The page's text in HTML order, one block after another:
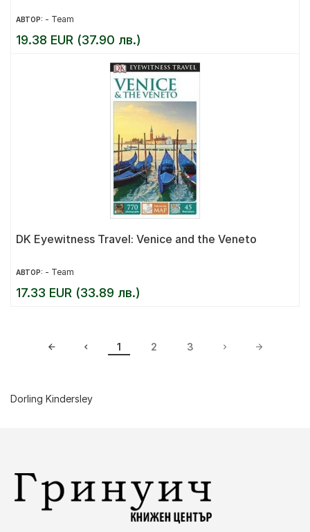
АВТОР: - Team
19.38 EUR (37.90 лв.)
DK Eyewitness Travel: Venice and the Veneto
АВТОР: - Team
17.33 EUR (33.89 лв.)
1 2 3
Dorling Kindersley